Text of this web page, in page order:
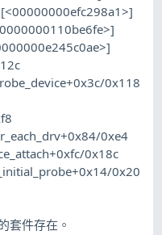
0x118
0xe4
0x18c
0x20
套件存在。